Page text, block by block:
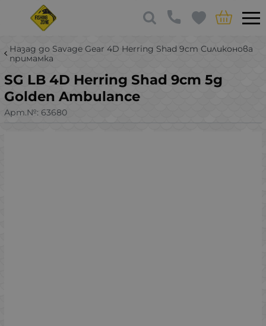
Назад до Savage Gear 4D Herring Shad 9cm Силиконова
примамка
SG LB 4D Herring Shad 9cm 5g
Golden Ambulance
Арт.№: 63680